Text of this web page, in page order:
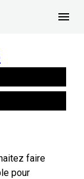
menu
faire
pour